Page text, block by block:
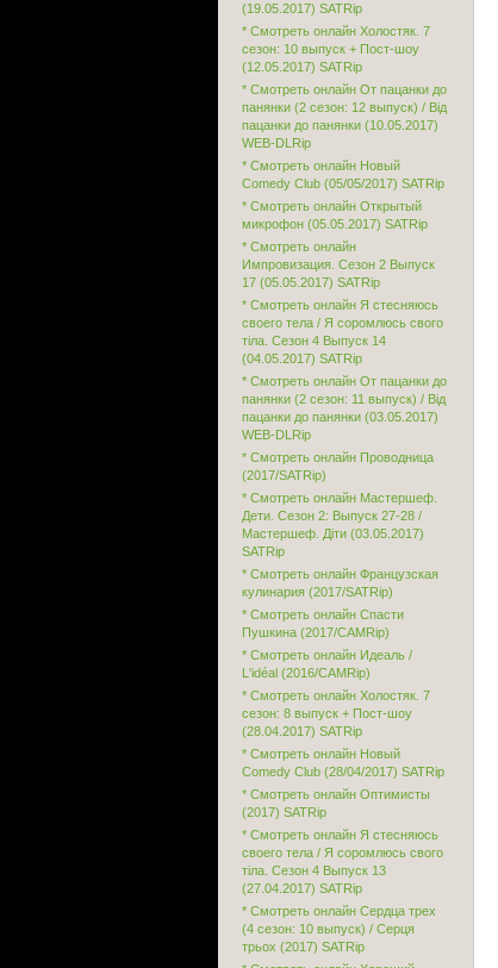
(19.05.2017) SATRip
* Смотреть онлайн Холостяк. 7
сезон: 10 выпуск + Пост-шоу
(12.05.2017) SATRip
* Смотреть онлайн От пацанки до
панянки (2 сезон: 12 выпуск) / Від
пацанки до панянки (10.05.2017)
WEB-DLRip
* Смотреть онлайн Новый
Comedy Club (05/05/2017) SATRip
* Смотреть онлайн Открытый
микрофон (05.05.2017) SATRip
* Смотреть онлайн
Импровизация. Сезон 2 Выпуск
17 (05.05.2017) SATRip
* Смотреть онлайн Я стесняюсь
своего тела / Я соромлюсь свого
тіла. Сезон 4 Выпуск 14
(04.05.2017) SATRip
* Смотреть онлайн От пацанки до
панянки (2 сезон: 11 выпуск) / Від
пацанки до панянки (03.05.2017)
WEB-DLRip
* Смотреть онлайн Проводница
(2017/SATRip)
* Смотреть онлайн Мастершеф.
Дети. Сезон 2: Выпуск 27-28 /
Мастершеф. Діти (03.05.2017)
SATRip
* Смотреть онлайн Французская
кулинария (2017/SATRip)
* Смотреть онлайн Спасти
Пушкина (2017/CAMRip)
* Смотреть онлайн Идеаль /
L'idéal (2016/CAMRip)
* Смотреть онлайн Холостяк. 7
сезон: 8 выпуск + Пост-шоу
(28.04.2017) SATRip
* Смотреть онлайн Новый
Comedy Club (28/04/2017) SATRip
* Смотреть онлайн Оптимисты
(2017) SATRip
* Смотреть онлайн Я стесняюсь
своего тела / Я соромлюсь свого
тіла. Сезон 4 Выпуск 13
(27.04.2017) SATRip
* Смотреть онлайн Сердца трех
(4 сезон: 10 выпуск) / Серця
трьох (2017) SATRip